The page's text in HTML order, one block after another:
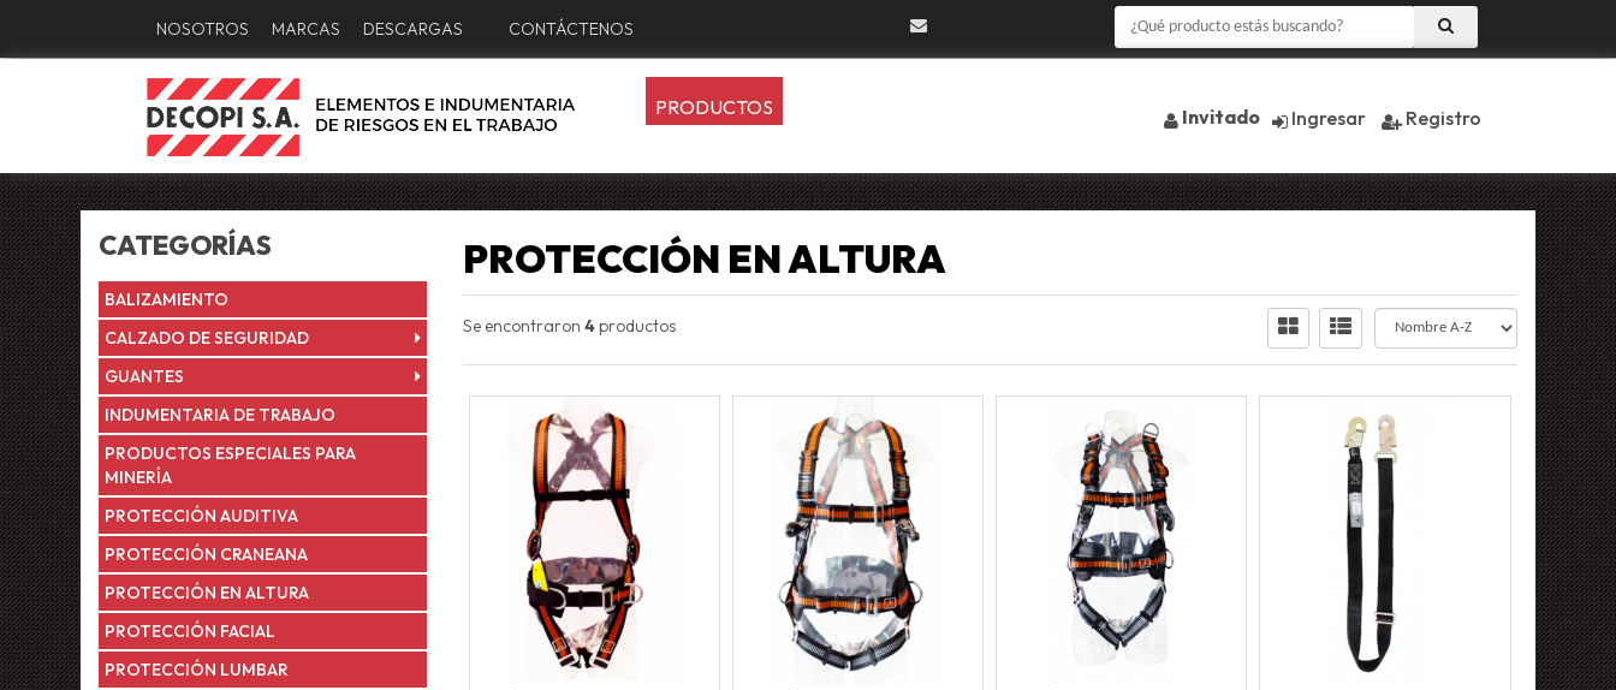
NOSOTROS MARCAS DESCARGAS CONTÁCTENOS
Invitado Ingresar Registro
PRODUCTOS
CATEGORÍAS
BALIZAMIENTO
CALZADO DE SEGURIDAD
GUANTES
INDUMENTARIA DE TRABAJO
PRODUCTOS ESPECIALES PARA
MINERÍA
PROTECCIÓN AUDITIVA
PROTECCIÓN CRANEANA
PROTECCIÓN EN ALTURA
PROTECCIÓN FACIAL
PROTECCIÓN LUMBAR
PROTECCIÓN EN ALTURA
Se encontraron 4productos